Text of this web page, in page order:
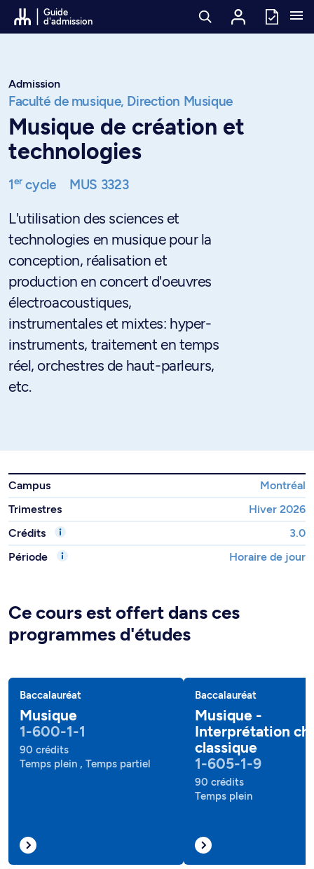
Passer au contenu
Guide
d'admission
Admission
Faculté de musique, Direction Musique
Musique de création et
technologies
1ercycle MUS 3323
L'utilisation des sciences et
technologies en musique pour la
conception, réalisation et
production en concert d'oeuvres
électroacoustiques,
instrumentales et mixtes: hyper-
instruments, traitement en temps
réel, orchestres de haut-parleurs,
etc.
Campus
Montréal
Trimestres
Hiver 2026
Crédits
3.0
Période
Horaire de jour
Ce cours est offert dans ces
programmes d'études
Baccalauréat
Musique
1-600-1-1
90 crédits
Temps plein , Temps partiel
Baccalauréat
Musique -
Interprétation
classique
1-605-1-9
90 crédits
Temps plein